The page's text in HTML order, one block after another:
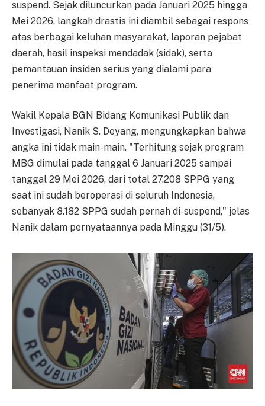
suspend. Sejak diluncurkan pada Januari 2025 hingga
Mei 2026, langkah drastis ini diambil sebagai respons
atas berbagai keluhan masyarakat, laporan pejabat
daerah, hasil inspeksi mendadak (sidak), serta
pemantauan insiden serius yang dialami para
penerima manfaat program.
Wakil Kepala BGN Bidang Komunikasi Publik dan
Investigasi, Nanik S. Deyang, mengungkapkan bahwa
angka ini tidak main-main. "Terhitung sejak program
MBG dimulai pada tanggal 6 Januari 2025 sampai
tanggal 29 Mei 2026, dari total 27.208 SPPG yang
saat ini sudah beroperasi di seluruh Indonesia,
sebanyak 8.182 SPPG sudah pernah di-suspend," jelas
Nanik dalam pernyataannya pada Minggu (31/5).